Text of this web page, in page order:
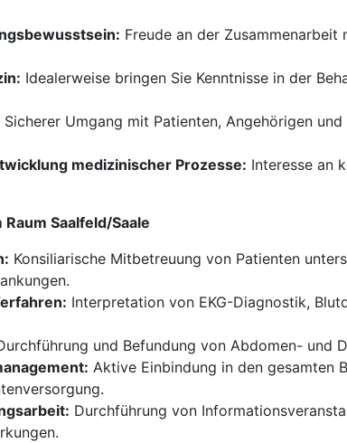
Freude an der
Idealerweise bringen Sie Kenntnisse in der
Sicherer Umgang mit Patienten, Angehörigen
medizinischer Prozesse: Interesse an
Saalfeld/Saale
Konsiliarische Mitbetreuung von Patienten
Interpretation von EKG-Diagnostik,
und Befundung von Abdomen- und
Aktive Einbindung in den gesamten
Durchführung von